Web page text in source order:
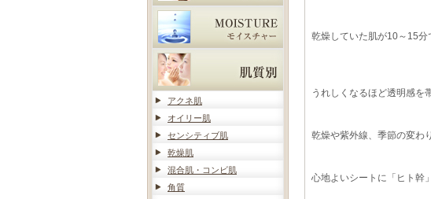
アクネ肌
オイリー肌
センシティブ肌
乾燥肌
混合肌・コンビ肌
角質
乾燥していた肌が10～15
うれしくなるほど透明感を
乾燥や紫外線、季節の変わ
心地よいシートに「ヒト幹